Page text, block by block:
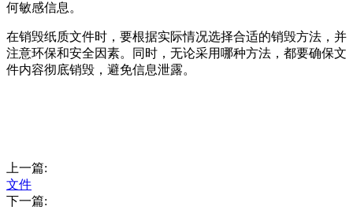
何敏感信息。
在销毁纸质文件时，要根据实际情况选择合适的销毁方法，并
注意环保和安全因素。同时，无论采用哪种方法，都要确保文
件内容彻底销毁，避免信息泄露。
上一篇:
文件
下一篇: